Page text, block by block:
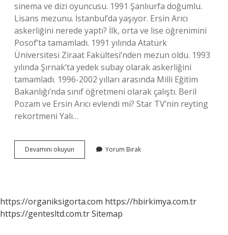
sinema ve dizi oyuncusu. 1991 Şanlıurfa doğumlu.
Lisans mezunu. İstanbul’da yaşıyor. Ersin Arıcı
askerliğini nerede yaptı? İlk, orta ve lise öğrenimini
Posof’ta tamamladı. 1991 yılında Atatürk
Üniversitesi Ziraat Fakültesi’nden mezun oldu. 1993
yılında Şırnak’ta yedek subay olarak askerliğini
tamamladı. 1996-2002 yılları arasında Milli Eğitim
Bakanlığı’nda sınıf öğretmeni olarak çalıştı. Beril
Pozam ve Ersin Arıcı evlendi mi? Star TV’nin reyting
rekortmeni Yalı…
Devamını okuyun
Arıcı
Yorum Bırak
https://organiksigorta.com https://hbirkimya.com.tr
https://gentesltd.com.trSitemap